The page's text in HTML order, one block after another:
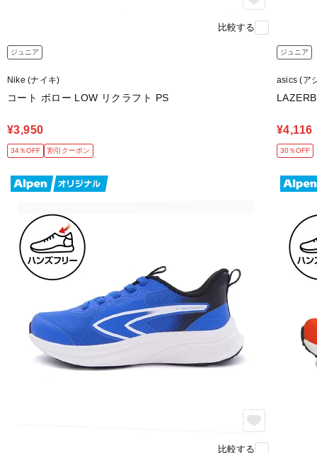
比較する
ジュニア
Nike (ナイキ)
コート ボロー LOW リクラフト PS
¥3,950
34％OFF 割引クーポン
ジュニア
asics (ア
¥4,116
30％OFF
比較する